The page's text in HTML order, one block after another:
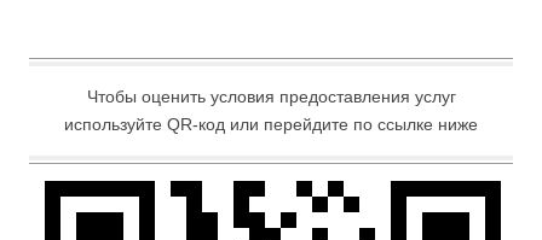
Чтобы оценить условия предоставления услуг
используйте QR-код или перейдите по ссылке ниже